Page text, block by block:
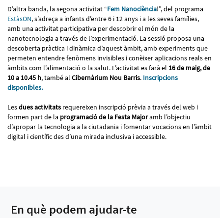
D’altra banda, la segona activitat “Fem Nanociència!”, del programa
EstàsON, s’adreça a infants d’entre 6 i 12 anys i a les seves famílies,
amb una activitat participativa per descobrir el món de la
nanotecnologia a través de l’experimentació. La sessió proposa una
descoberta pràctica i dinàmica d’aquest àmbit, amb experiments que
permeten entendre fenòmens invisibles i conèixer aplicacions reals en
àmbits com l’alimentació o la salut. L’activitat es farà el 16 de maig, de
10 a 10.45 h, també al Cibernàrium Nou Barris. Inscripcions
disponibles.
Lesdues activitats requereixen inscripció prèvia a través del web i
formen part de la programació de la Festa Majoramb l’objectiu
d’apropar la tecnologia a la ciutadania i fomentar vocacions en l’àmbit
digital i científic des d’una mirada inclusiva i accessible.
En què podem ajudar-te